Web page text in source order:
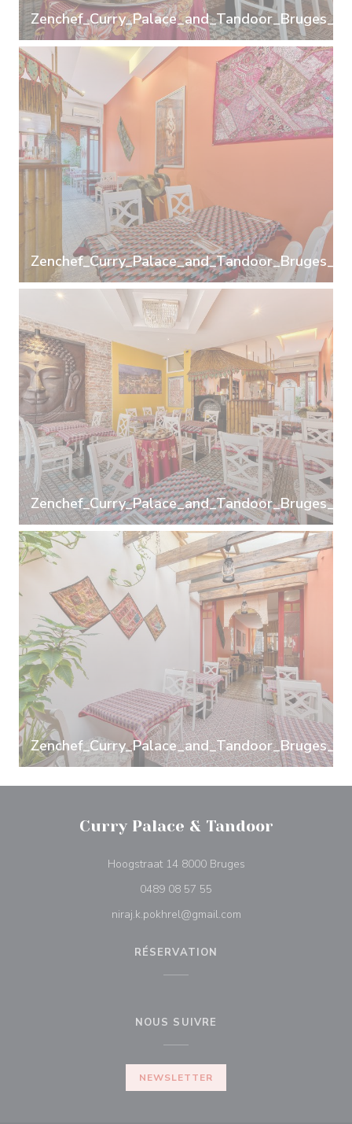
Curry Palace & Tandoor
Hoogstraat 14 8000 Bruges((ouvre une nouvelle
0489 08 57 55
niraj.k.pokhrel@gmail.com
RÉSERVATION
NOUS SUIVRE
NEWSLETTER